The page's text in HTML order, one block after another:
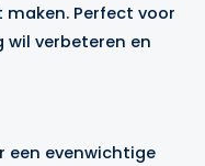
Perfect voor
verbeteren en
een evenwichtige